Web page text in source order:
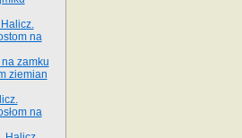
na
zamku
ziemian
na